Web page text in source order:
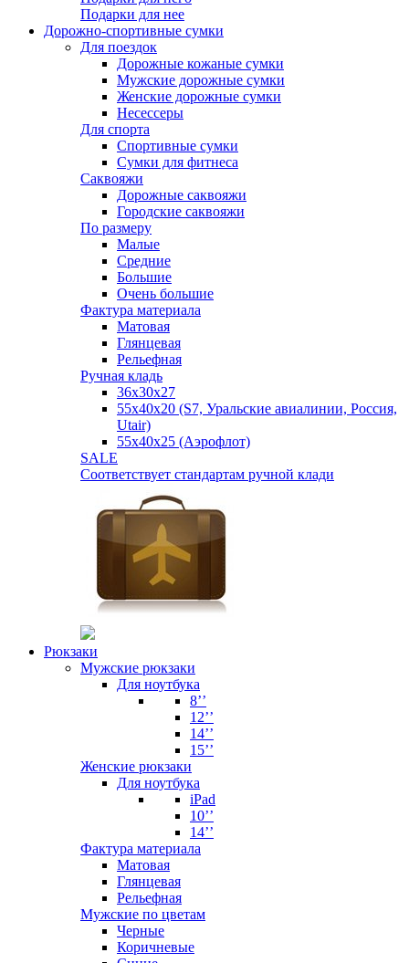
Подарки для нее
Дорожно-спортивные сумки
Для поездок
Дорожные кожаные сумки
Мужские дорожные сумки
Женские дорожные сумки
Несессеры
Для спорта
Спортивные сумки
Сумки для фитнеса
Саквояжи
Дорожные саквояжи
Городские саквояжи
По размеру
Малые
Средние
Большие
Очень большие
Фактура материала
Матовая
Глянцевая
Рельефная
Ручная кладь
36х30x27
55х40х20 (S7, Уральские авиалинии, Россия,
Utair)
55х40х25 (Аэрофлот)
SALE
Соответствует стандартам ручной клади
Рюкзаки
Мужские рюкзаки
Для ноутбука
8’’
12’’
14’’
15’’
Женские рюкзаки
Для ноутбука
iPad
10’’
14’’
Фактура материала
Матовая
Глянцевая
Рельефная
Мужские по цветам
Черные
Коричневые